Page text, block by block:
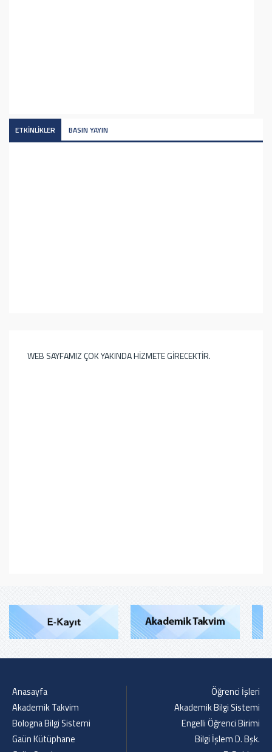
ETKİNLİKLER BASIN YAYIN
WEB SAYFAMIZ ÇOK YAKINDA HİZMETE GİRECEKTİR.
Anasayfa
Akademik Takvim
Bologna Bilgi Sistemi
Gaün Kütüphane
Öğrenci İşleri
Akademik Bilgi Sistemi
Engelli Öğrenci Birimi
Bilgi İşlem D. Bşk.